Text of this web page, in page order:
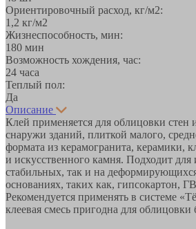
Ориентировочный расход, кг/м2:
1,2 кг/м2
Жизнеспособность, мин:
180 мин
Возможность хождения, час:
24 часа
Теплый пол:
Да
Описание
Клей применяется для облицовки стен
снаружи зданий, плиткой малого,
формата из керамогранита, керамики,
и искусственного камня. Подходит для
стабильных, так и на
основаниях, таких как, гипсокартон,
Рекомендуется применять в системе
клеевая смесь пригодна для